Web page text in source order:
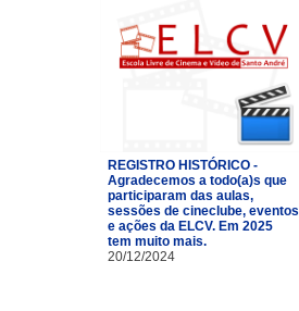
REGISTRO HISTÓRICO -
Agradecemos a todo(a)s que
participaram das aulas,
sessões de cineclube, eventos
e ações da ELCV. Em 2025
tem muito mais.
20/12/2024